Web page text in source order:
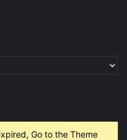
Go to the Theme